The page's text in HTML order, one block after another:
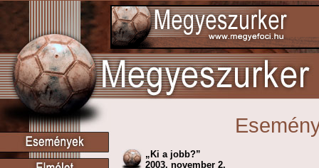
„Ki a jobb?”
2003. november 2.